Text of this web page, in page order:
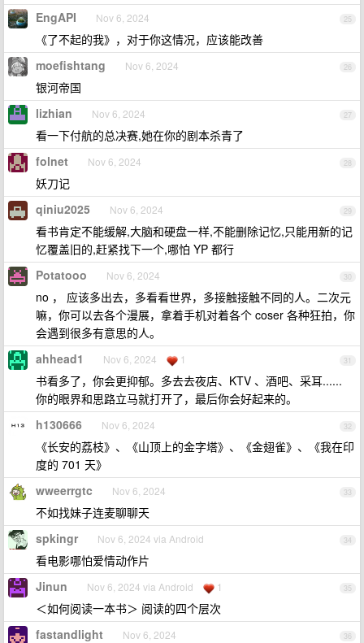
25
EngAPI Nov 6, 2024
《了不起的我》，对于你这情况，应该能改善
26
moefishtang Nov 6, 2024
银河帝国
27
lizhian Nov 6, 2024
看一下付航的总决赛,她在你的剧本杀青了
28
folnet Nov 6, 2024
妖刀记
29
qiniu2025 Nov 6, 2024
看书肯定不能缓解,大脑和硬盘一样,不能删除记忆,只能用新的记
忆覆盖旧的,赶紧找下一个,哪怕 YP 都行
30
Potatooo Nov 6, 2024
no ， 应该多出去，多看看世界，多接触接触不同的人。二次元
嘛，你可以去各个漫展，拿着手机对着各个 coser 各种狂拍，你
会遇到很多有意思的人。
31
ahhead1 Nov 6, 2024 1
书看多了，你会更抑郁。多去去夜店、KTV 、酒吧、采耳......
你的眼界和思路立马就打开了，最后你会好起来的。
32
h130666 Nov 6, 2024
《长安的荔枝》、《山顶上的金字塔》、《金翅雀》、《我在印
度的 701 天》
33
wweerrgtc Nov 6, 2024
不如找妹子连麦聊聊天
34
spkingr Nov 6, 2024 via Android
看电影哪怕爱情动作片
35
Jinun Nov 6, 2024 via Android 1
＜如何阅读一本书＞ 阅读的四个层次
36
fastandlight Nov 6, 2024